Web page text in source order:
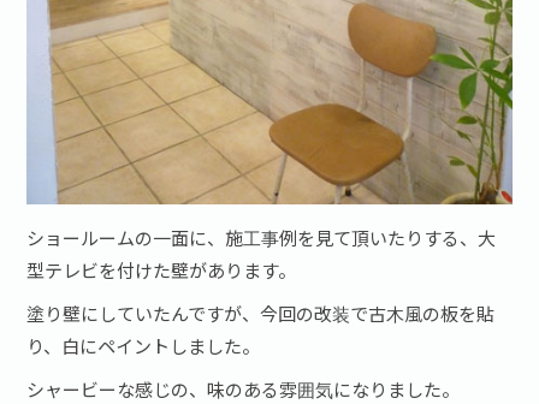
ショールームの一面に、施工事例を見て頂いたりする、大
型テレビを付けた壁があります。
塗り壁にしていたんですが、今回の改装で古木風の板を貼
り、白にペイントしました。
シャービーな感じの、味のある雰囲気になりました。